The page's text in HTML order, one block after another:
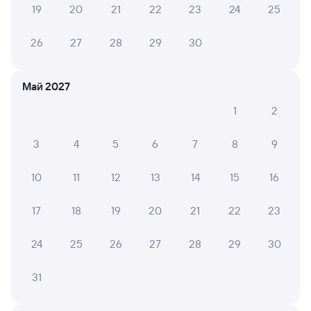
6 причин купить ж/д билеты
Онлайн-покупка за 4 минуты
двумя,детьми. Проблем не,было. Проводники
Кипяток всегда был в наличии .
проводник 13 вагона
19 20 21 22 23 24 25
26 27 28 29 30
Май 2027
1
2
3 4 5 6 7 8 9
10 11 12 13 14 15 16
17 18 19 20 21 22 23
24 25 26 27 28 29 30
31